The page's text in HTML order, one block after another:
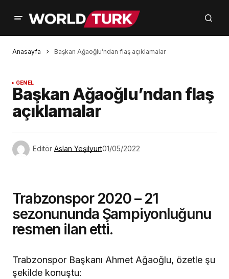
Anasayfa Başkan Ağaoğlu’ndan flaş açıklamalar
GENEL
Başkan Ağaoğlu’ndan flaş
açıklamalar
Editör Aslan Yeşilyurt01/05/2022
Trabzonspor 2020 – 21
sezonununda Şampiyonluğunu
resmen ilan etti.
Trabzonspor Başkanı Ahmet Ağaoğlu, özetle şu
şekilde konuştu: